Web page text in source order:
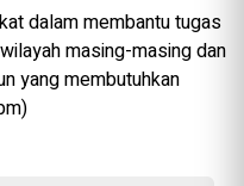
dalam membantu tugas
masing-masing dan
yang membutuhkan